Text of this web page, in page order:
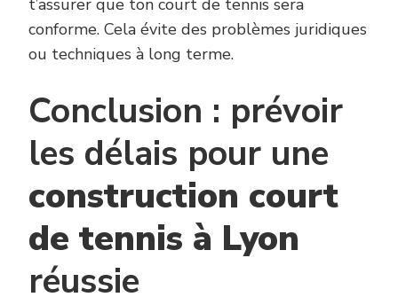
t’assurer que ton court de tennis sera
conforme. Cela évite des problèmes juridiques
ou techniques à long terme.
Conclusion : prévoir
les délais pour une
construction court
de tennis à Lyon
réussie